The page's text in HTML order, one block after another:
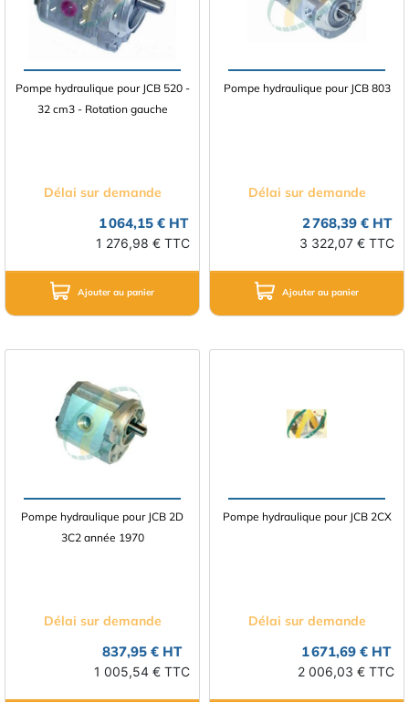
Pompe hydraulique pour JCB 520 -
32 cm3 - Rotation gauche
Délai sur demande
1 064,15 € HT
1 276,98 € TTC
Ajouter au panier
Pompe hydraulique pour JCB 803
Délai sur demande
2 768,39 € HT
3 322,07 € TTC
Ajouter au panier
Pompe hydraulique pour JCB 2D
3C2 année 1970
Délai sur demande
837,95 € HT
1 005,54 € TTC
Pompe hydraulique pour JCB 2CX
Délai sur demande
1 671,69 € HT
2 006,03 € TTC